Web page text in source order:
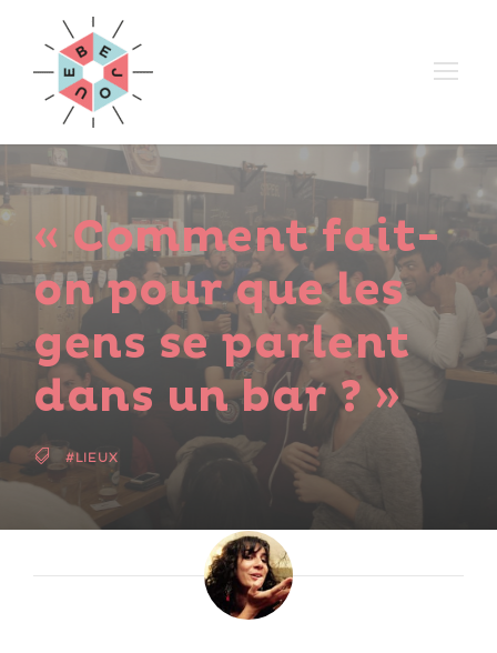
« Comment fait-
on pour que les
gens se parlent
dans un bar ? »
#LIEUX